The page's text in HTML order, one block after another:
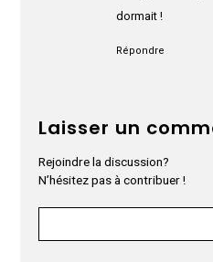
dormait !
Répondre
Laisser un
Rejoindre la discussion?
N’hésitez pas à contribuer !